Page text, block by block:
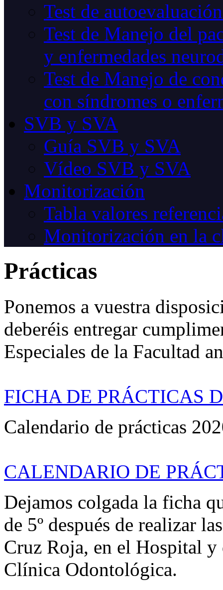
Test de
Test de Manejo del
y enfermedades
Test de Manejo de
con síndromes o
SVB y SVA
Guía SVB y SVA
Vídeo SVB y SVA
Monitorización
Tabla valores
Monitorización en la
Prácticas
Ponemos a vuestra
deberéis entregar
Especiales de la Facultad
FICHA DE PRÁCTICAS
Calendario de prácticas
CALENDARIO DE
Dejamos colgada la ficha
de 5º después de realizar
Cruz Roja, en el Hospital y
Clínica Odontológica.